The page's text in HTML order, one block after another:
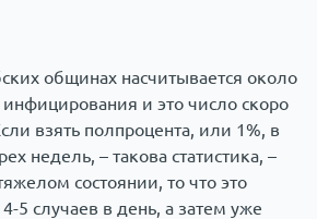
общинах насчитывается около
и это число скоро
взять полпроцента, или 1%, в
недель, – такова статистика, –
состоянии, то что это
4-5 случаев в день, а затем уже